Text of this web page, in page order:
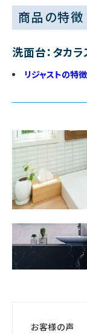
商品の特徴
洗面台：タカ
リジャストの特
お客様の声